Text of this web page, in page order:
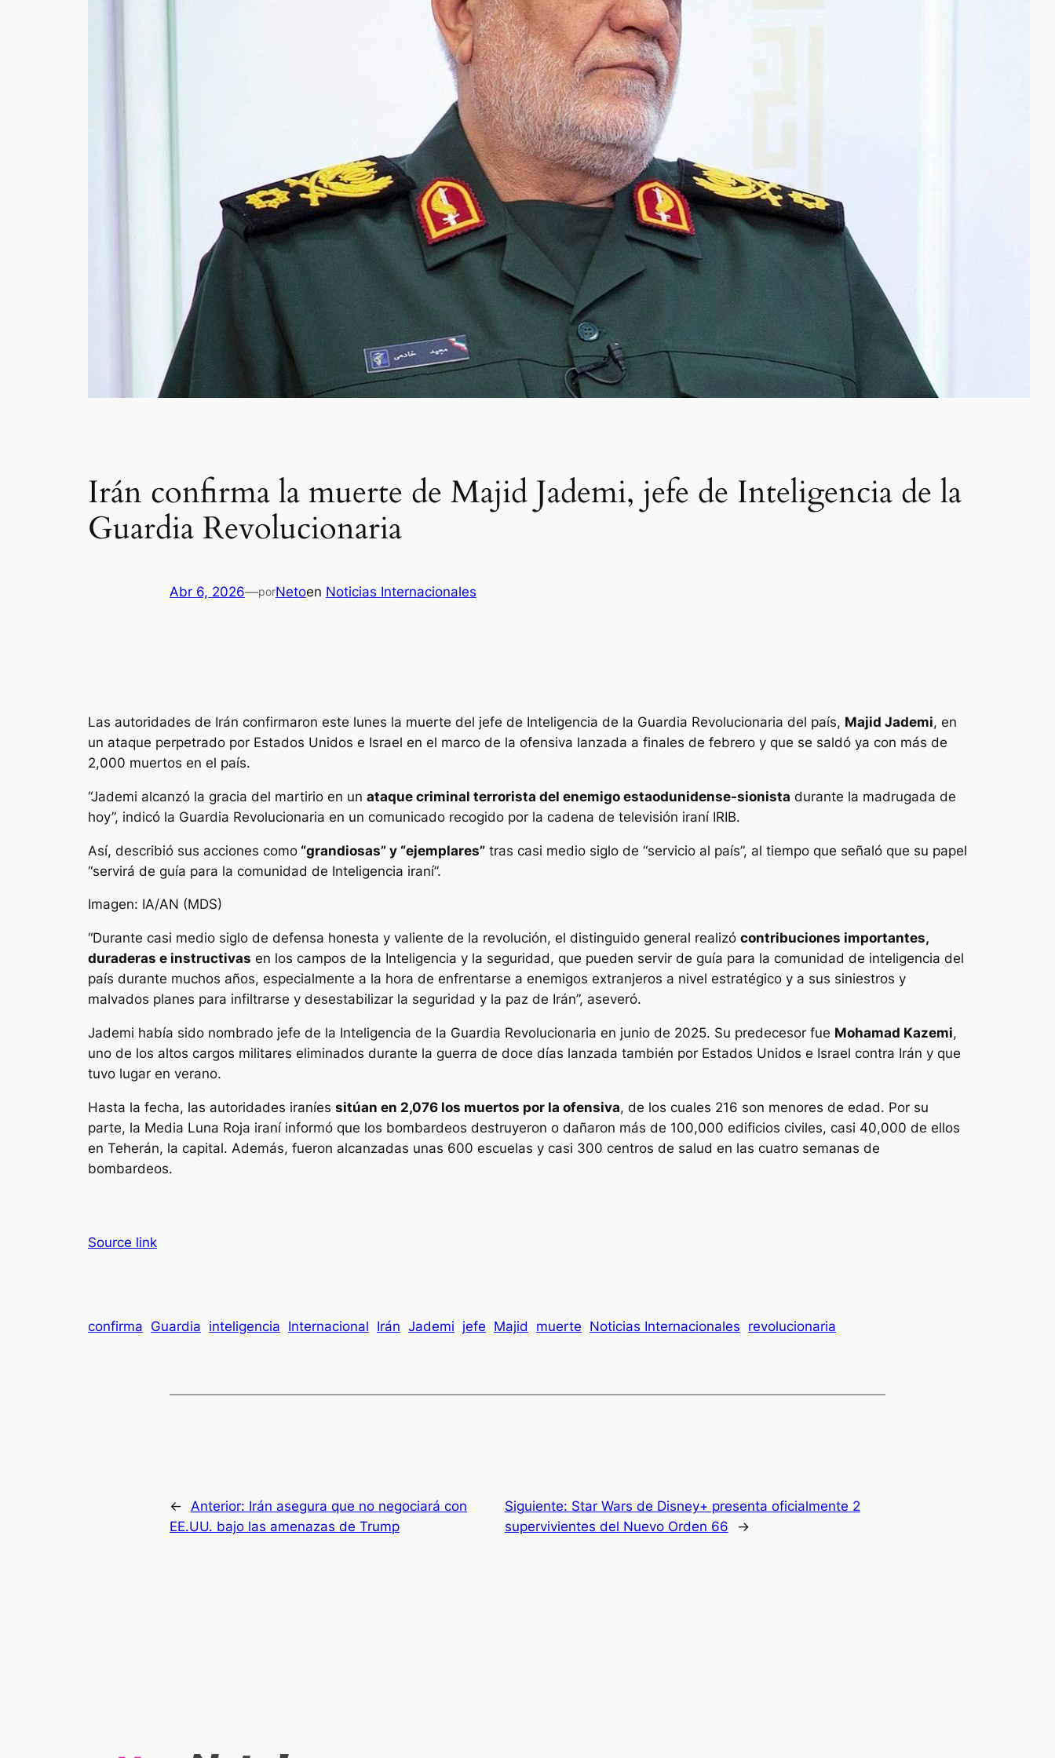
Irán confirma la muerte de Majid Jademi, jefe de Inteligencia de la
Guardia Revolucionaria
Abr 6, 2026—porNetoen Noticias Internacionales
Las autoridades de Irán confirmaron este lunes la muerte del jefe de Inteligencia de la Guardia Revolucionaria del país, Majid Jademi, en
un ataque perpetrado por Estados Unidos e Israel en el marco de la ofensiva lanzada a finales de febrero y que se saldó ya con más de
2,000 muertos en el país.
“Jademi alcanzó la gracia del martirio en un ataque criminal terrorista del enemigo estaodunidense-sionista durante la madrugada de
hoy”, indicó la Guardia Revolucionaria en un comunicado recogido por la cadena de televisión iraní IRIB.
Así, describió sus acciones como “grandiosas” y “ejemplares” tras casi medio siglo de “servicio al país”, al tiempo que señaló que su papel
“servirá de guía para la comunidad de Inteligencia iraní”.
Imagen: IA/AN (MDS)
“Durante casi medio siglo de defensa honesta y valiente de la revolución, el distinguido general realizó contribuciones importantes,
duraderas e instructivas en los campos de la Inteligencia y la seguridad, que pueden servir de guía para la comunidad de inteligencia del
país durante muchos años, especialmente a la hora de enfrentarse a enemigos extranjeros a nivel estratégico y a sus siniestros y
malvados planes para infiltrarse y desestabilizar la seguridad y la paz de Irán”, aseveró.
Jademi había sido nombrado jefe de la Inteligencia de la Guardia Revolucionaria en junio de 2025. Su predecesor fue Mohamad Kazemi,
uno de los altos cargos militares eliminados durante la guerra de doce días lanzada también por Estados Unidos e Israel contra Irán y que
tuvo lugar en verano.
Hasta la fecha, las autoridades iraníes sitúan en 2,076 los muertos por la ofensiva, de los cuales 216 son menores de edad. Por su
parte, la Media Luna Roja iraní informó que los bombardeos destruyeron o dañaron más de 100,000 edificios civiles, casi 40,000 de ellos
en Teherán, la capital. Además, fueron alcanzadas unas 600 escuelas y casi 300 centros de salud en las cuatro semanas de
bombardeos.
Source link
confirma Guardia inteligencia Internacional Irán Jademi jefe Majid muerte Noticias Internacionales revolucionaria
← Anterior: Irán asegura que no negociará con
EE.UU. bajo las amenazas de Trump
Siguiente: Star Wars de Disney+ presenta oficialmente 2
supervivientes del Nuevo Orden 66
→